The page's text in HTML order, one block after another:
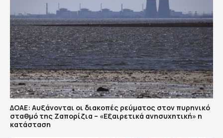
ΔΟΑΕ: Αυξάνονται οι διακοπές ρεύματος στον πυρηνικό
σταθμό της Ζαπορίζια – «Εξαιρετικά ανησυχητική» η
κατάσταση